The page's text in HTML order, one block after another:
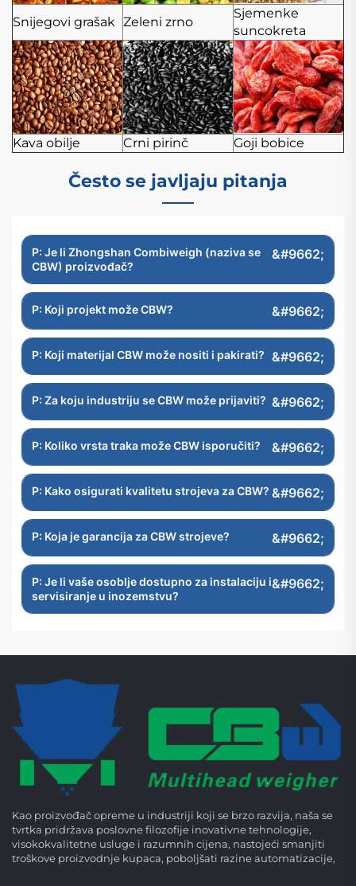
Snijegovi grašak Zeleni zrno
Sjemenke
suncokreta
Kava obilje Crni pirinč Goji bobice
Često se javljaju pitanja
P: Je li Zhongshan Combiweigh (naziva se
CBW) proizvođač?
P: Koji projekt može CBW?
P: Koji materijal CBW može nositi i pakirati?
P: Za koju industriju se CBW može prijaviti?
P: Koliko vrsta traka može CBW isporučiti?
P: Kako osigurati kvalitetu strojeva za CBW?
P: Koja je garancija za CBW strojeve?
P: Je li vaše osoblje dostupno za instalaciju i
servisiranje u inozemstvu?
Kao proizvođač opreme u industriji koji se brzo razvija, naša se
tvrtka pridržava poslovne filozofije inovativne tehnologije,
visokokvalitetne usluge i razumnih cijena, nastojeći smanjiti
troškove proizvodnje kupaca, poboljšati razine automatizacije,